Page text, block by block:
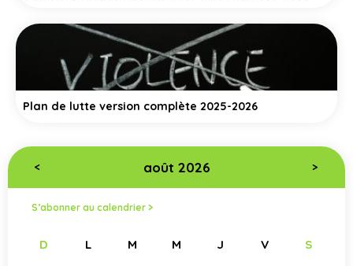
Plan de lutte version complète 2025-2026
< août 2026 >
S’abonner au calendrier >
D L M M J V S